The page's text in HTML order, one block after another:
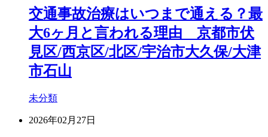
交通事故治療はいつまで通える？最
大6ヶ月と言われる理由 京都市伏
見区/西京区/北区/宇治市大久保/大津
市石山
未分類
2026年02月27日